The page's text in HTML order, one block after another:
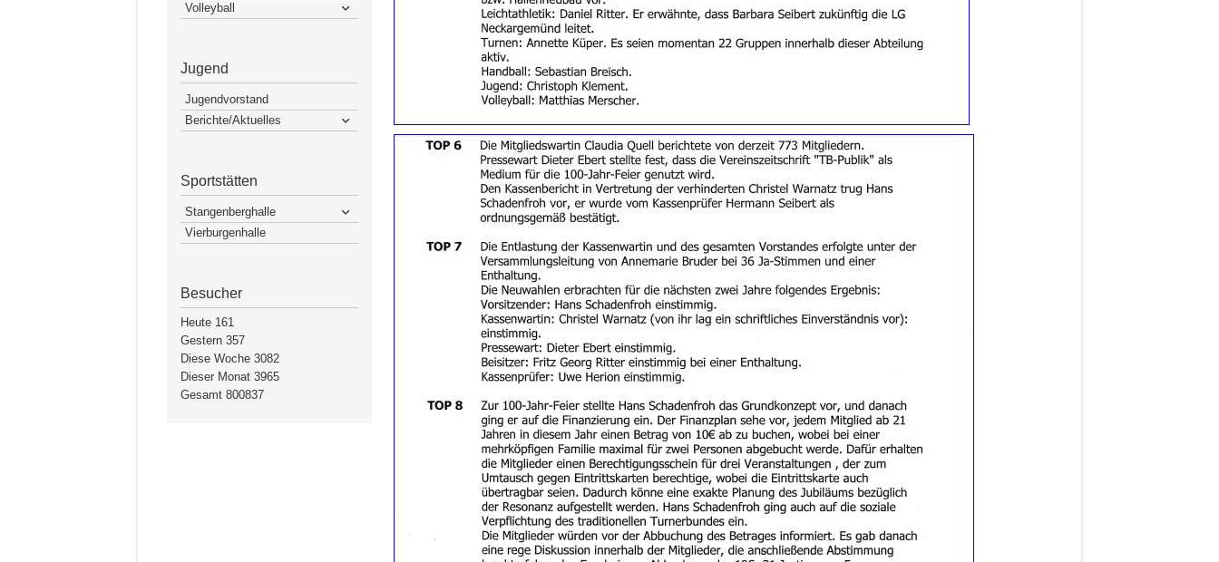
Volleyball
Jugend
Jugendvorstand
Berichte/Aktuelles
Sportstätten
Stangenberghalle
Vierburgenhalle
Besucher
Heute 161
Gestern 357
Diese Woche 3082
Dieser Monat 3965
Gesamt 800837